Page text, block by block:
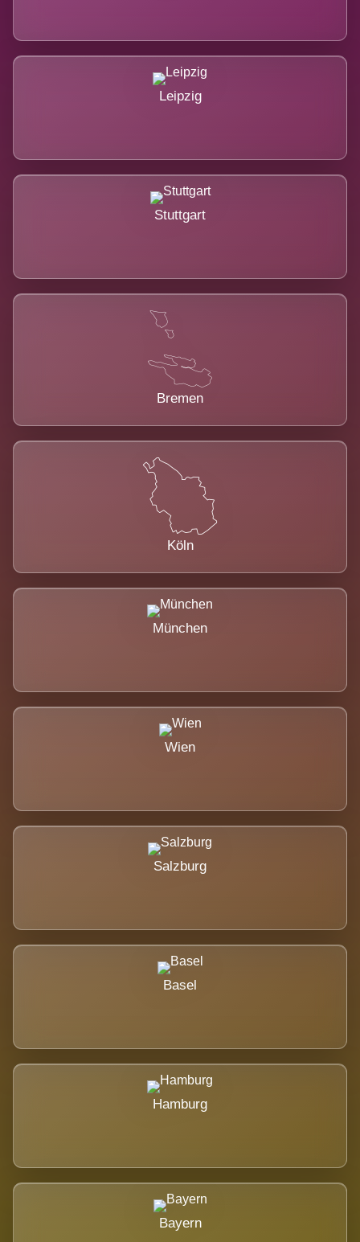
Leipzig
Stuttgart
Bremen
Köln
München
Wien
Salzburg
Basel
Hamburg
Bayern